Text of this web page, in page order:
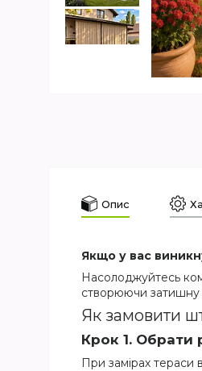
Опис
Якщо у вас
Насолоджуйтесь
створюючи затишну
Як замовити
Крок 1. Обрати
При замірах